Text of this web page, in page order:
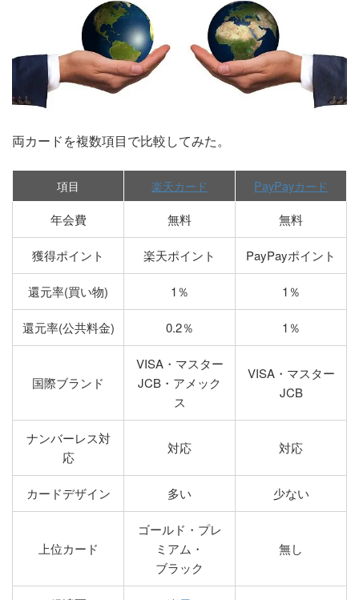
両カードを複数項目で比較してみた。
項目 楽天カード
PayPayカード
年会費
無料 無料
獲得ポイント 楽天ポイント PayPayポイント
還元率(買い物) 1％ 1％
還元率(公共料金) 0.2％ 1％
国際ブランド
VISA・マスター
JCB・アメック
ス
VISA・マスター
JCB
ナンバーレス対
応
対応 対応
カードデザイン 多い 少ない
上位カード
ゴールド・プレ
ミアム・
ブラック
無し